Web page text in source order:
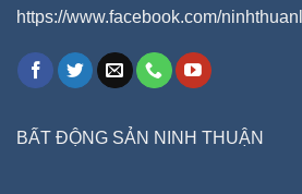
https://www.facebook.com/
BẤT ĐỘNG SẢN NINH THUẬN